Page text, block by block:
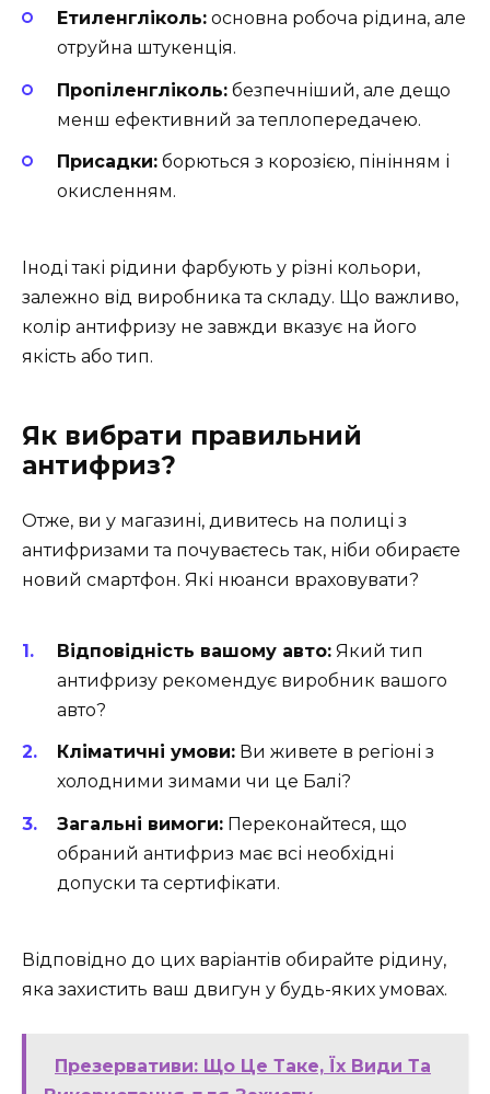
Етиленгліколь: основна робоча рідина, але
отруйна штукенція.
Пропіленгліколь: безпечніший, але дещо
менш ефективний за теплопередачею.
Присадки: борються з корозією, пінінням і
окисленням.
Іноді такі рідини фарбують у різні кольори,
залежно від виробника та складу. Що важливо,
колір антифризу не завжди вказує на його
якість або тип.
Як вибрати правильний
антифриз?
Отже, ви у магазині, дивитесь на полиці з
антифризами та почуваєтесь так, ніби обираєте
новий смартфон. Які нюанси враховувати?
Відповідність вашому авто: Який тип
антифризу рекомендує виробник вашого
авто?
Кліматичні умови: Ви живете в регіоні з
холодними зимами чи це Балі?
Загальні вимоги: Переконайтеся, що
обраний антифриз має всі необхідні
допуски та сертифікати.
Відповідно до цих варіантів обирайте рідину,
яка захистить ваш двигун у будь-яких умовах.
Презервативи: Що Це Таке, Їх Види Та